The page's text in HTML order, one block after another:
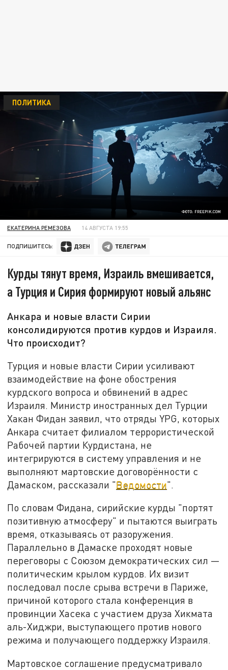
ФОТО: FREEPIK.COM
ПОЛИТИКА
ЕКАТЕРИНА РЕМЕЗОВА 14 АВГУСТА 19:55
ПОДПИШИТЕСЬ:
Курды тянут время, Израиль вмешивается,
а Турция и Сирия формируют новый альянс
Анкара и новые власти Сирии
консолидируются против курдов и Израиля.
Что происходит?
Турция и новые власти Сирии усиливают
взаимодействие на фоне обострения
курдского вопроса и обвинений в адрес
Израиля. Министр иностранных дел Турции
Хакан Фидан заявил, что отряды YPG, которых
Анкара считает филиалом террористической
Рабочей партии Курдистана, не
интегрируются в систему управления и не
выполняют мартовские договорённости с
Дамаском, рассказали "Ведомости".
По словам Фидана, сирийские курды "портят
позитивную атмосферу" и пытаются выиграть
время, отказываясь от разоружения.
Параллельно в Дамаске проходят новые
переговоры с Союзом демократических сил —
политическим крылом курдов. Их визит
последовал после срыва встречи в Париже,
причиной которого стала конференция в
провинции Хасека с участием друза Хикмата
аль-Хиджри, выступающего против нового
режима и получающего поддержку Израиля.
Мартовское соглашение предусматривало